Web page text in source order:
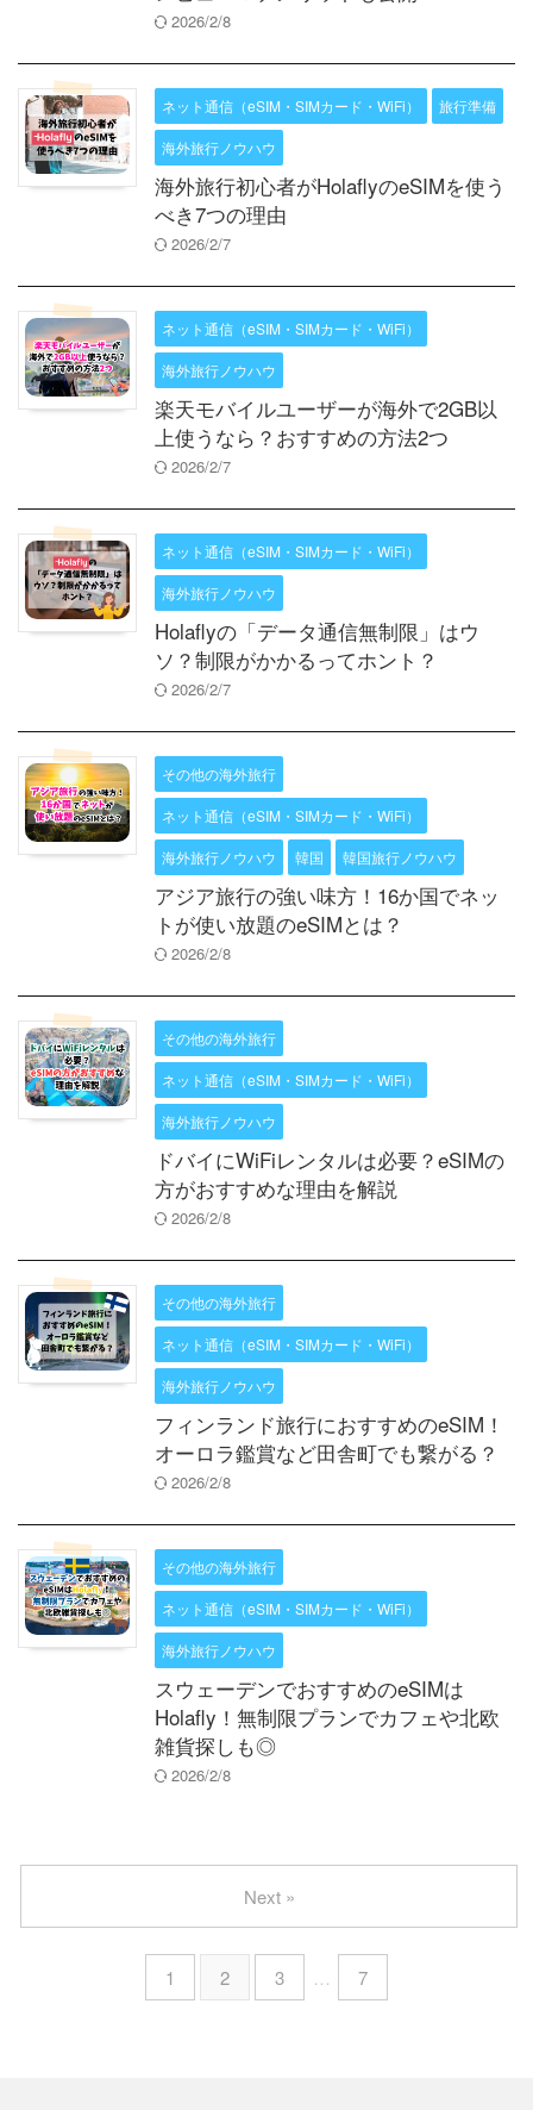
2026/2/8
ネット通信（eSIM・SIMカード・WiFi） 旅行準備
海外旅行ノウハウ
海外旅行初心者がHolaflyのeSIMを使う
べき7つの理由
2026/2/7
ネット通信（eSIM・SIMカード・WiFi）
海外旅行ノウハウ
楽天モバイルユーザーが海外で2GB以
上使うなら？おすすめの方法2つ
2026/2/7
ネット通信（eSIM・SIMカード・WiFi）
海外旅行ノウハウ
Holaflyの「データ通信無制限」はウ
ソ？制限がかかるってホント？
2026/2/7
その他の海外旅行
ネット通信（eSIM・SIMカード・WiFi）
海外旅行ノウハウ 韓国 韓国旅行ノウハウ
アジア旅行の強い味方！16か国でネッ
トが使い放題のeSIMとは？
2026/2/8
その他の海外旅行
ネット通信（eSIM・SIMカード・WiFi）
海外旅行ノウハウ
ドバイにWiFiレンタルは必要？eSIMの
方がおすすめな理由を解説
2026/2/8
その他の海外旅行
ネット通信（eSIM・SIMカード・WiFi）
海外旅行ノウハウ
フィンランド旅行におすすめのeSIM！
オーロラ鑑賞など田舎町でも繋がる？
2026/2/8
その他の海外旅行
ネット通信（eSIM・SIMカード・WiFi）
海外旅行ノウハウ
スウェーデンでおすすめのeSIMは
Holafly！無制限プランでカフェや北欧
雑貨探しも◎
2026/2/8
1 2 3 … 7
Next »